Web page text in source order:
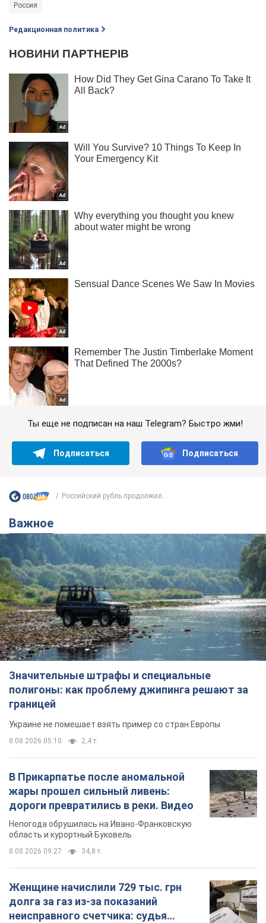
Россия
Редакционная политика
Ты еще не подписан на наш Telegram? Быстро жми!
Подписаться Подписаться
Российский рубль продолжил...
Важное
Значительные штрафы и специальные
полигоны: как проблему джипинга решают за
границей
Украине не помешает взять пример со стран Европы
8.08.2026 05:10 2,4 т.
В Прикарпатье после аномальной
жары прошел сильный ливень:
дороги превратились в реки. Видео
Непогода обрушилась на Ивано-Франковскую
область и курортный Буковель
8.08.2026 09:27 34,8 т.
Женщине начислили 729 тыс. грн
долга за газ из-за показаний
неисправного счетчика: судья